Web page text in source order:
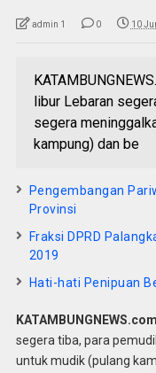
admin 1 0 10
libur Lebaran
segera
kampung) dan be
Pengembangan
Provinsi
Fraksi DPRD
2019
Hati-hati Penipuan
segera tiba, para
untuk mudik (pulang